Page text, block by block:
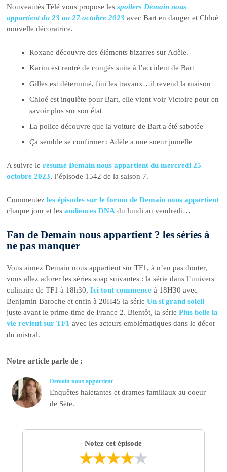
Nouveautés Télé vous propose lesspoilers Demain nous
appartient du 23 au 27 octobre 2023 avec Bart en danger et Chloé
nouvelle décoratrice.
Roxane découvre des éléments bizarres sur Adèle.
Karim est rentré de congés suite à l’accident de Bart
Gilles est déterminé, fini les travaux…il revend la maison
Chloé est inquiète pour Bart, elle vient voir Victoire pour en
savoir plus sur son état
La police découvre que la voiture de Bart a été sabotée
Ça semble se confirmer : Adèle a une soeur jumelle
A suivre lerésumé Demain nous appartient du mercredi 25
octobre 2023, l’épisode 1542 de la saison 7.
Commentezles épisodes sur le forum de Demain nous appartient
chaque jour et lesaudiences DNA du lundi au vendredi…
Fan de Demain nous appartient ? les séries à
ne pas manquer
Vous aimez Demain nous appartient sur TF1, à n’en pas douter,
vous allez adorer les séries soap suivantes : la série dans l’univers
culinaire de TF1 à 18h30,Ici tout commence à 18H30 avec
Benjamin Baroche et enfin à 20H45 la sérieUn si grand soleil
juste avant le prime-time de France 2. Bientôt, la sériePlus belle la
vie revient sur TF1 avec les acteurs emblématiques dans le décor
du mistral.
Notre article parle de :
Demain nous appartient
Enquêtes haletantes et drames familiaux au coeur
de Sète.
Notez cet épisode
★★★★★